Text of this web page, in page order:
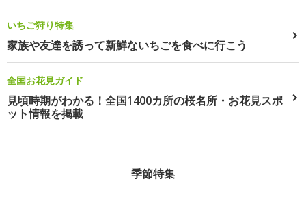
いちご狩り特集
家族や友達を誘って新鮮ないちごを食べに行こう
全国お花見ガイド
見頃時期がわかる！全国1400カ所の桜名所・お花見スポ
ット情報を掲載
季節特集